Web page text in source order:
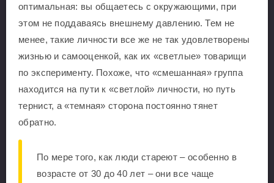
оптимальная: вы общаетесь с окружающими, при
этом не поддаваясь внешнему давлению. Тем не
менее, такие личности все же не так удовлетворены
жизнью и самооценкой, как их «светлые» товарищи
по эксперименту. Похоже, что «смешанная» группа
находится на пути к «светлой» личности, но путь
тернист, а «темная» сторона постоянно тянет
обратно.
По мере того, как люди стареют – особенно в
возрасте от 30 до 40 лет – они все чаще